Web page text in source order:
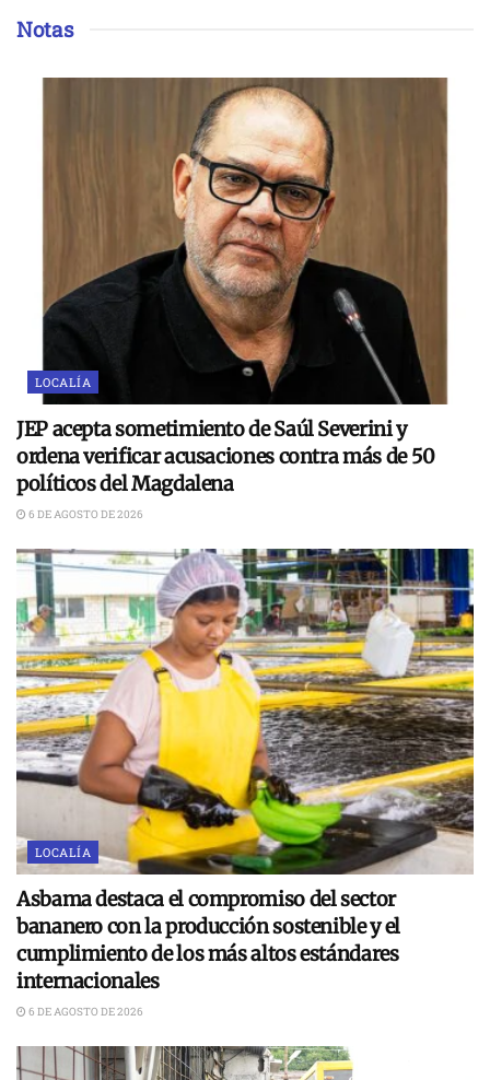
Notas
LOCALÍA
JEP acepta sometimiento de Saúl Severini y
ordena verificar acusaciones contra más de 50
políticos del Magdalena
6 DE AGOSTO DE 2026
LOCALÍA
Asbama destaca el compromiso del sector
bananero con la producción sostenible y el
cumplimiento de los más altos estándares
internacionales
6 DE AGOSTO DE 2026